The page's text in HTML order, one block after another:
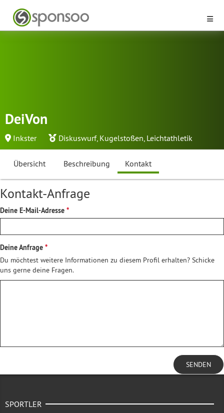
DeiVon
Inkster Diskuswurf, Kugelstoßen, Leichtathletik
Übersicht Beschreibung Kontakt
Kontakt-Anfrage
Deine E-Mail-Adresse
Deine Anfrage
Du möchtest weitere Informationen zu diesem Profil erhalten? Schicke
uns gerne deine Fragen.
SENDEN
SPORTLER